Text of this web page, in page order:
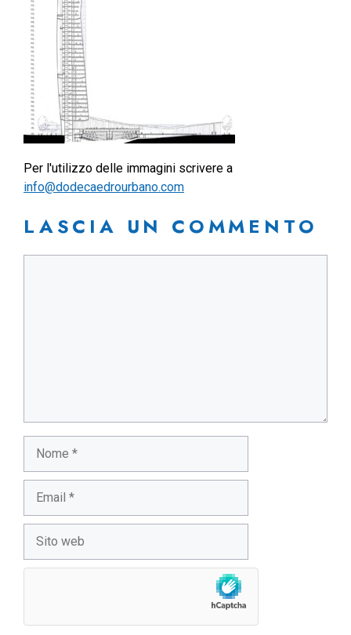
Per l'utilizzo delle immagini scrivere a
info@dodecaedrourbano.com
LASCIA UN COMMENTO
web